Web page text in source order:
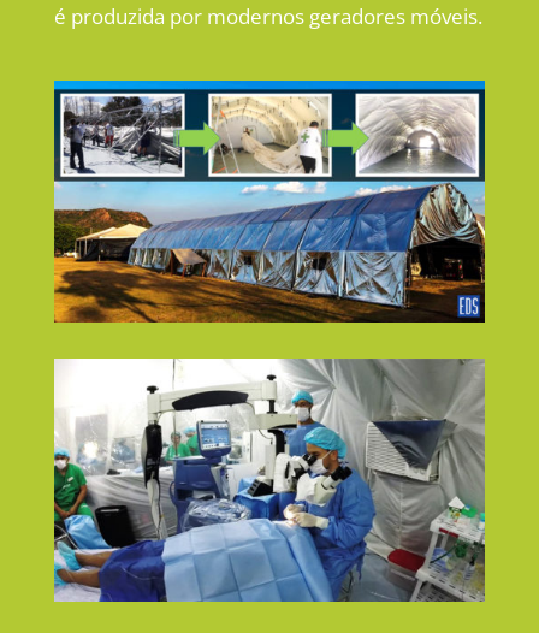
é produzida por modernos geradores móveis.